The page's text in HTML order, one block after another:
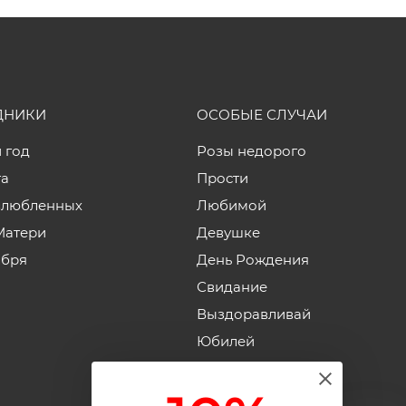
год
ОСОБЫЕ СЛУЧАИ
Розы недорого
Прости
Любимой
Девушке
День Рождения
Свидание
Выздоравливай
Юбилей
Годовщина свадьбы